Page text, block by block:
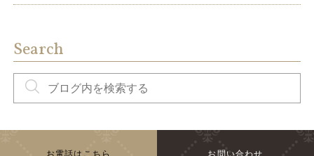
Search
お電話はこちら お問い合わせ